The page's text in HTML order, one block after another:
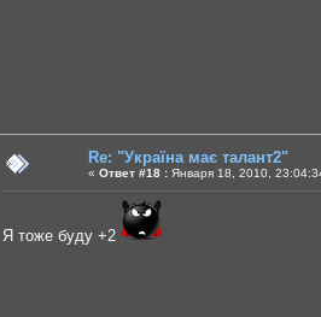
Re: "Україна має талант2"
« Ответ #18 : Января 18, 2010,
Я тоже буду +2